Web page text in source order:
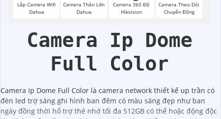
Lắp Camera Wifi
Dahua
Camera Thân Lớn
Dahua
Camera 360 Độ
Hikvision
Camera Theo Dỏi
Chuyển Động
Camera Ip Dome
Full Color
Camera Ip Dome Full Color là camera network thiết kế up trần có
đèn led trợ sáng ghi hình ban đêm có màu sáng đẹp như ban
ngày đồng thời hổ trợ thẻ nhớ tối đa 512GB có thể hoặc động độc